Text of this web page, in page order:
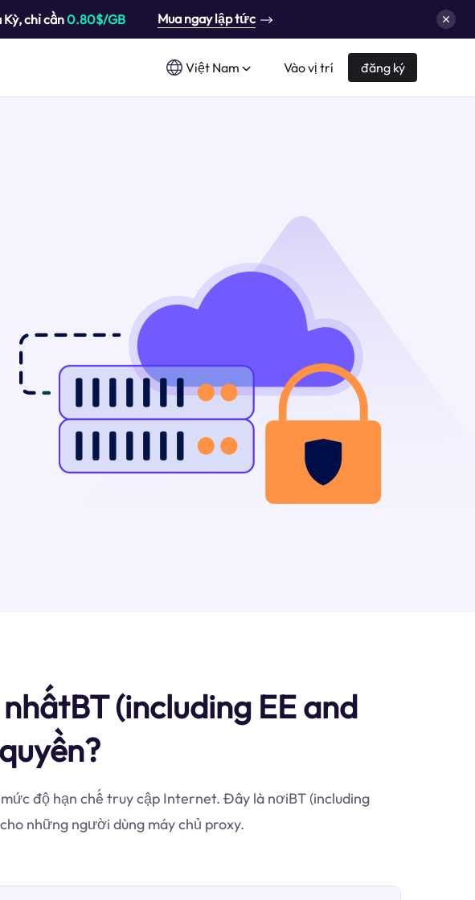
chỉ cần0.80$/GB Mua ngay lập tức
Việt Nam Vào vị trí đăng ký
(including EE and
độ hạn chế truy cập Internet. Đây là nơiBT (including
những người dùng máy chủ proxy.